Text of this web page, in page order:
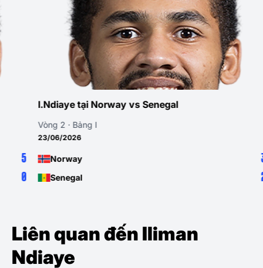
tại Norway vs Senegal
2 · Bảng I
Norway
Senegal
Liên quan đến Iliman
Ndiaye